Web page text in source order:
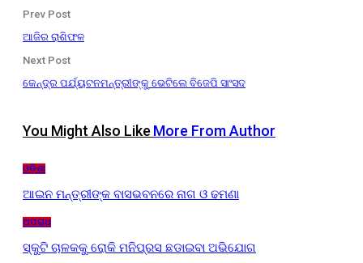
Prev Post
ଆଜିର ରାଶିଫଳ
Next Post
କେନ୍ଦ୍ର ପର୍ଯ୍ୟଟନମନ୍ତ୍ରୀଙ୍କୁ ଭେଟିଲେ ବିଜେପି ସାଂସଦ
You Might Also Like More From Author
ଓଡ଼ିଶା
ଆଇନ ମନ୍ତ୍ରୀଙ୍କ ବାସଭବନରେ ନାଗ ଓ ଢମଣା
ଅପରାଧ
ସ୍କୁଟି ଚାଳକକୁ ରୋକି ମନିପ୍ରସ ଛଡାଇବା ଅଭିଯୋଗ